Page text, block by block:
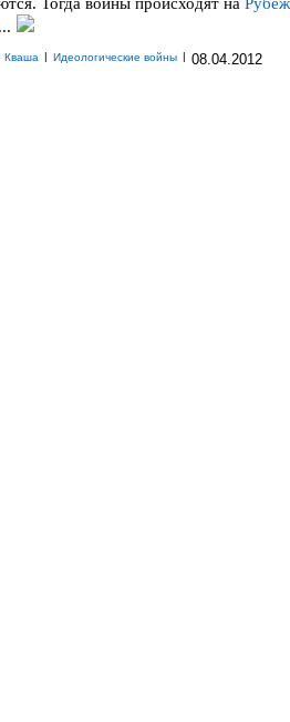
...
Кваша | Идеологические войны | 08.04.2012